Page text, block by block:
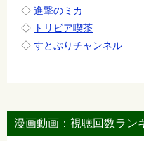
◇ 進撃のミカ
◇ トリビア喫茶
◇ すとぷりチャンネル
漫画動画：視聴回数ラン